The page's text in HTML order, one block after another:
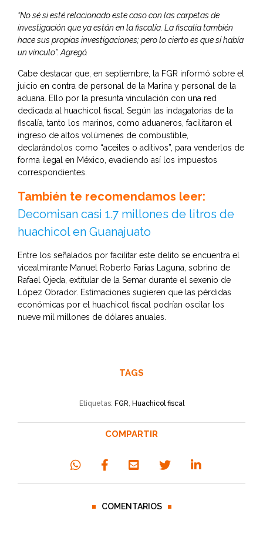
“No sé si esté relacionado este caso con las carpetas de
investigación que ya están en la fiscalía. La fiscalía también
hace sus propias investigaciones; pero lo cierto es que sí había
un vínculo”. Agregó.
Cabe destacar que, en septiembre, la FGR informó sobre el
juicio en contra de personal de la Marina y personal de la
aduana. Ello por la presunta vinculación con una red
dedicada al huachicol fiscal. Según las indagatorias de la
fiscalía, tanto los marinos, como aduaneros, facilitaron el
ingreso de altos volúmenes de combustible,
declarándolos como “aceites o aditivos”, para venderlos de
forma ilegal en México, evadiendo así los impuestos
correspondientes.
También te recomendamos leer:
Decomisan casi 1.7 millones de litros de
huachicol en Guanajuato
Entre los señalados por facilitar este delito se encuentra el
vicealmirante Manuel Roberto Farías Laguna, sobrino de
Rafael Ojeda, extitular de la Semar durante el sexenio de
López Obrador. Estimaciones sugieren que las pérdidas
económicas por el huachicol fiscal podrían oscilar los
nueve mil millones de dólares anuales.
TAGS
Etiquetas: FGR, Huachicol fiscal
COMPARTIR
COMENTARIOS